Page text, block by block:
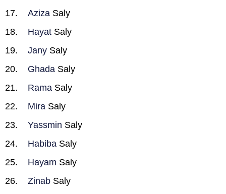
Aziza Saly
Hayat Saly
Jany Saly
Ghada Saly
Rama Saly
Mira Saly
Yassmin Saly
Habiba Saly
Hayam Saly
Zinab Saly